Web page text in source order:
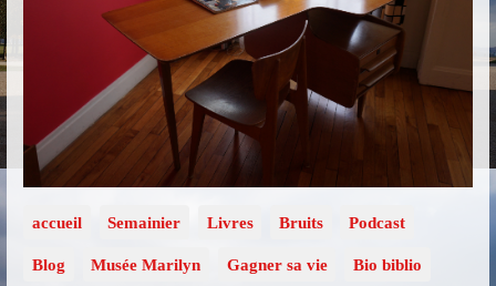
accueil Semainier Livres Bruits Podcast
Blog Musée Marilyn Gagner sa vie Bio biblio